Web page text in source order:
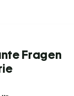
Fragen